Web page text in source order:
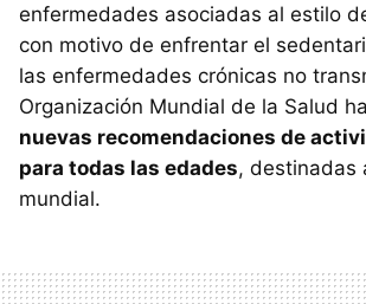
enfermedades asociadas al estilo
con motivo de enfrentar el
las enfermedades crónicas no
Organización Mundial de la Salud
nuevas recomendaciones de
para todas las edades, destinadas
mundial.